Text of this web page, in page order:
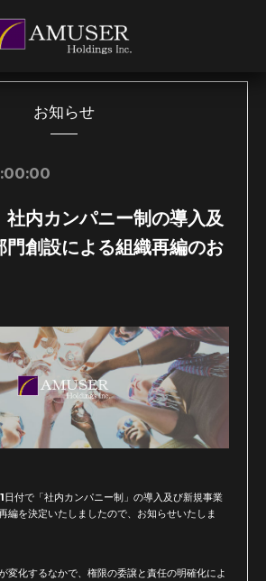
お知らせ
社内カンパニー制の導入及
門創設による組織再編のお
1日付で「社内カンパニー制」の導入及び新規事業
編を決定いたしましたので、お知らせいたしま
変化するなかで、権限の委譲と責任の明確化によ